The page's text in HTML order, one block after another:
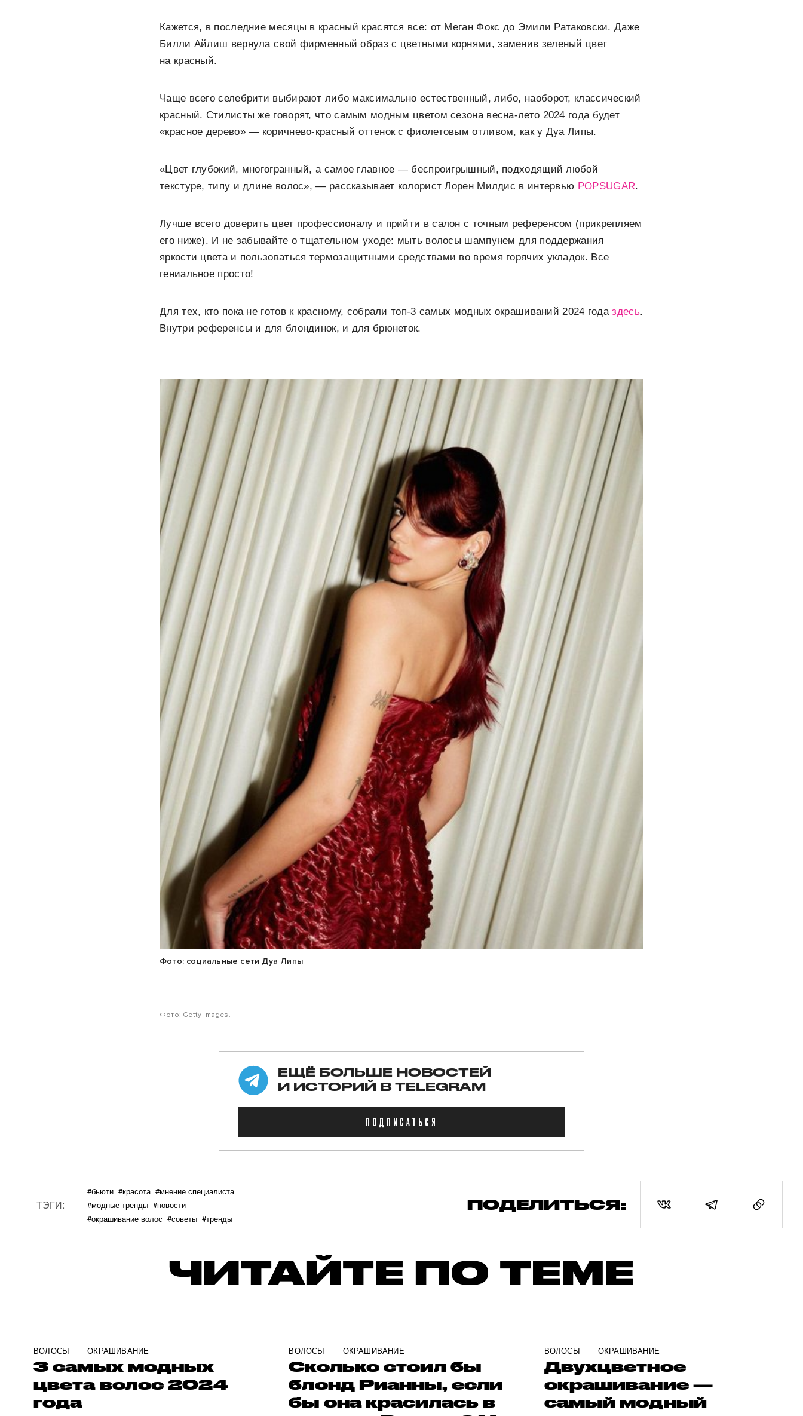
Кажется, в последние месяцы в красный красятся все: от Меган Фокс до Эмили Ратаковски. Даже
Билли Айлиш вернула свой фирменный образ с цветными корнями, заменив зеленый цвет
на красный.
Чаще всего селебрити выбирают либо максимально естественный, либо, наоборот, классический
красный. Стилисты же говорят, что самым модным цветом сезона весна-лето 2024 года будет
«красное дерево» — коричнево-красный оттенок с фиолетовым отливом, как у Дуа Липы.
«Цвет глубокий, многогранный, а самое главное — беспроигрышный, подходящий любой
текстуре, типу и длине волос», — рассказывает колорист Лорен Милдис в интервью POPSUGAR.
Лучше всего доверить цвет профессионалу и прийти в салон с точным референсом (прикрепляем
его ниже). И не забывайте о тщательном уходе: мыть волосы шампунем для поддержания
яркости цвета и пользоваться термозащитными средствами во время горячих укладок. Все
гениальное просто!
Для тех, кто пока не готов к красному, собрали топ-3 самых модных окрашиваний 2024 годаздесь.
Внутри референсы и для блондинок, и для брюнеток.
Фото: социальные сети Дуа Липы
Фото: Getty Images.
ЕЩЁ БОЛЬШЕ НОВОСТЕЙ
И ИСТОРИЙ В TELEGRAM
ПОДПИСАТЬСЯ
ТЭГИ:
#бьюти #красота #мнение специалиста
#модные тренды #новости
#окрашивание волос #советы #тренды
ПОДЕЛИТЬСЯ:
ЧИТАЙТЕ ПО ТЕМЕ
ВОЛОСЫ ОКРАШИВАНИЕ
3 самых модных
цвета волос 2024
года
ВОЛОСЫ ОКРАШИВАНИЕ
Сколько стоил бы
блонд Рианны, если
бы она красилась в
ВОЛОСЫ ОКРАШИВАНИЕ
Двухцветное
окрашивание —
самый модный